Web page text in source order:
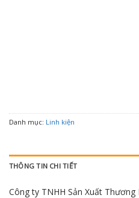
Danh mục: Linh kiện
THÔNG TIN CHI TIẾT
Công ty TNHH Sản Xuất